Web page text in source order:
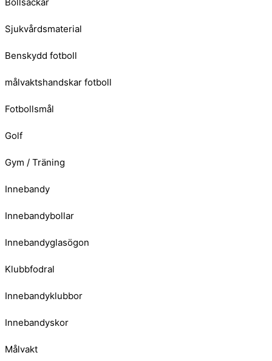
Bollsäckar
Sjukvårdsmaterial
Benskydd fotboll
målvaktshandskar fotboll
Fotbollsmål
Golf
Gym / Träning
Innebandy
Innebandybollar
Innebandyglasögon
Klubbfodral
Innebandyklubbor
Innebandyskor
Målvakt